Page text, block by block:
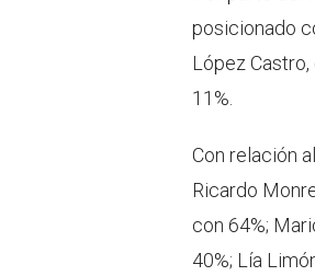
posicionado
López Castro,
11%.
Con relación
Ricardo
con 64%;
40%; Lía